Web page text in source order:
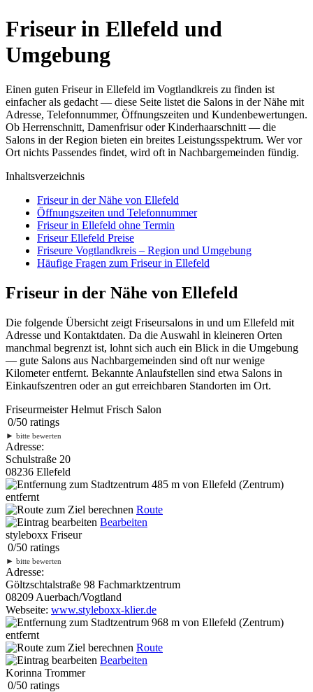
Friseur in Ellefeld und
Umgebung
Einen guten Friseur in Ellefeld im Vogtlandkreis zu finden ist
einfacher als gedacht — diese Seite listet die Salons in der Nähe mit
Adresse, Telefonnummer, Öffnungszeiten und Kundenbewertungen.
Ob Herrenschnitt, Damenfrisur oder Kinderhaarschnitt — die
Salons in der Region bieten ein breites Leistungsspektrum. Wer vor
Ort nichts Passendes findet, wird oft in Nachbargemeinden fündig.
Inhaltsverzeichnis
Friseur in der Nähe von Ellefeld
Öffnungszeiten und Telefonnummer
Friseur in Ellefeld ohne Termin
Friseur Ellefeld Preise
Friseure Vogtlandkreis – Region und Umgebung
Häufige Fragen zum Friseur in Ellefeld
Friseur in der Nähe von Ellefeld
Die folgende Übersicht zeigt Friseursalons in und um Ellefeld mit
Adresse und Kontaktdaten. Da die Auswahl in kleineren Orten
manchmal begrenzt ist, lohnt sich auch ein Blick in die Umgebung
— gute Salons aus Nachbargemeinden sind oft nur wenige
Kilometer entfernt. Bekannte Anlaufstellen sind etwa Salons in
Einkaufszentren oder an gut erreichbaren Standorten im Ort.
Friseurmeister Helmut Frisch Salon
0/50 ratings
► bitte bewerten
Adresse:
Schulstraße 20
08236 Ellefeld
485 m von Ellefeld (Zentrum)
entfernt
Route
Bearbeiten
styleboxx Friseur
0/50 ratings
► bitte bewerten
Adresse:
Göltzschtalstraße 98 Fachmarktzentrum
08209 Auerbach/Vogtland
Webseite: www.styleboxx-klier.de
968 m von Ellefeld (Zentrum)
entfernt
Route
Bearbeiten
Korinna Trommer
0/50 ratings